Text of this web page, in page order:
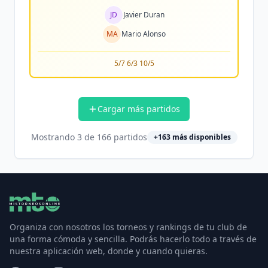
JD
Javier Duran
MA Mario Alonso
5/7 6/3 10/5
Cargar más partidos
Mostrando 3 de 166partidos +163más disponibles
Organiza con nosotros los torneos y rankings de tu club de
una forma cómoda y sencilla. Podrás hacerlo todo a través de
nuestra aplicación web, donde y cuando quieras.